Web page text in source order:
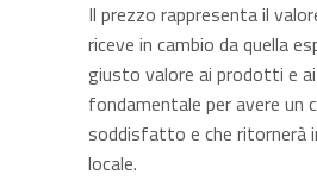
Il prezzo rappresenta il
riceve in cambio da quella
giusto valore ai prodotti e
fondamentale per avere un
soddisfatto e che ritornerà
locale.